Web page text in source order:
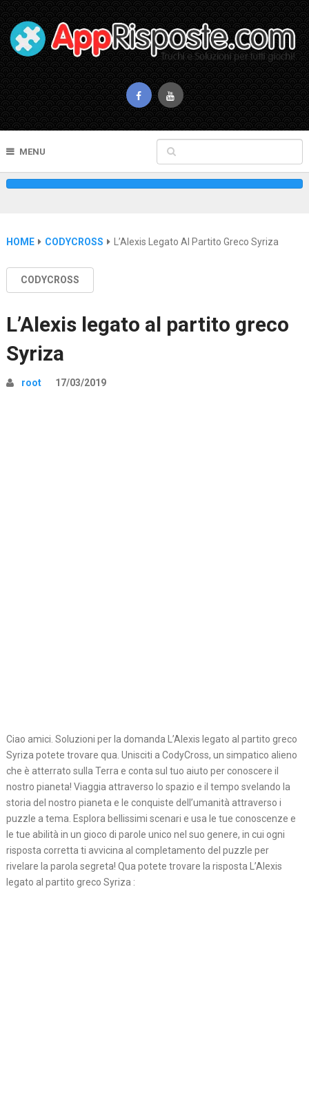
MENU
HOME CODYCROSS L’Alexis Legato Al Partito Greco Syriza
CODYCROSS
L’Alexis legato al partito greco
Syriza
root 17/03/2019
Ciao amici. Soluzioni per la domanda L’Alexis legato al partito greco
Syriza potete trovare qua. Unisciti a CodyCross, un simpatico alieno
che è atterrato sulla Terra e conta sul tuo aiuto per conoscere il
nostro pianeta! Viaggia attraverso lo spazio e il tempo svelando la
storia del nostro pianeta e le conquiste dell’umanità attraverso i
puzzle a tema. Esplora bellissimi scenari e usa le tue conoscenze e
le tue abilità in un gioco di parole unico nel suo genere, in cui ogni
risposta corretta ti avvicina al completamento del puzzle per
rivelare la parola segreta! Qua potete trovare la risposta L’Alexis
legato al partito greco Syriza :